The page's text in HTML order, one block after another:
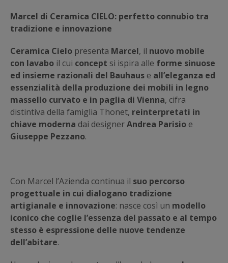
Marcel di Ceramica CIELO: perfetto connubio tra
tradizione e innovazione
Ceramica Cielo presenta Marcel, il nuovo mobile
con lavabo il cui concept si ispira alle forme sinuose
ed insieme razionali del Bauhaus e all’eleganza ed
essenzialità della produzione dei mobili in legno
massello curvato e in paglia di Vienna, cifra
distintiva della famiglia Thonet, reinterpretati in
chiave moderna dai designerAndrea Parisio e
Giuseppe Pezzano.
Con Marcel l’Azienda continua il suo percorso
progettuale in cui dialogano tradizione
artigianale e innovazione: nasce così un modello
iconico che coglie l’essenza del passato e al tempo
stesso è espressione delle nuove tendenze
dell’abitare.